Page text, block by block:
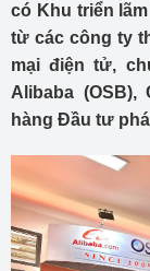
có Khu triển
từ các công ty
mại điện tử,
Alibaba (OSB),
hàng Đầu tư